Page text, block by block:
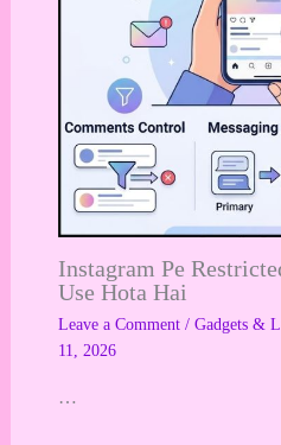
Instagram Pe
Use Hota Hai
Leave a Comment / Gadgets &
11, 2026
…